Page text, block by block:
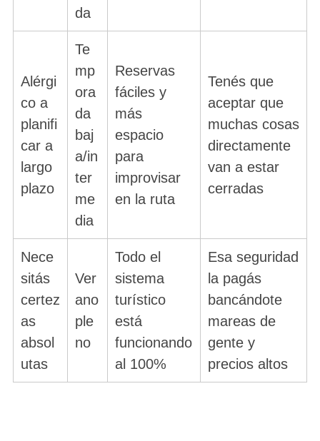
da
Alérgi
co a
planifi
car a
largo
plazo
Te
mp
ora
da
baj
a/in
ter
me
dia
Reservas
fáciles y
más
espacio
para
improvisar
en la ruta
Tenés que
aceptar que
muchas cosas
directamente
van a estar
cerradas
Nece
sitás
certez
as
absol
utas
Ver
ano
ple
no
Todo el
sistema
turístico
está
funcionando
al 100%
Esa seguridad
la pagás
bancándote
mareas de
gente y
precios altos